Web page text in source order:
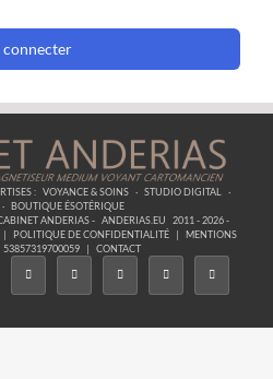
connecter
: VOYANCE & SOINS · STUDIO DIGITAL
·
· BOUTIQUE ÉSOTÉRIQUE
ANDERIAS - ANDERIAS.EU
2011 - 2026 -
| POLITIQUE DE CONFIDENTIALITÉ |
MENTIONS
53857319700059 | CONTACT